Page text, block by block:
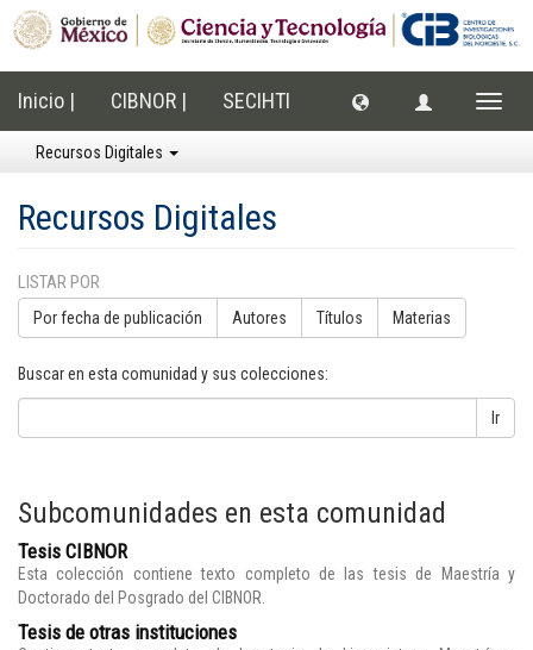
Inicio | CIBNOR | SECIHTI
Recursos Digitales
Recursos Digitales
LISTAR POR
Por fecha de publicación Autores Títulos Materias
Buscar en esta comunidad y sus colecciones:
Ir
Subcomunidades en esta comunidad
Tesis CIBNOR
Esta colección contiene texto completo de las tesis de Maestría y
Doctorado del Posgrado del CIBNOR.
Tesis de otras instituciones